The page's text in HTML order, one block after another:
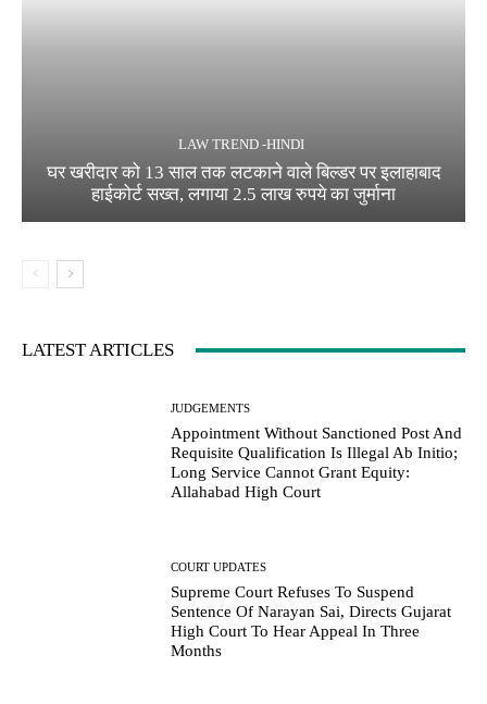
LAW TREND -HINDI
घर खरीदार को 13 साल तक लटकाने वाले बिल्डर पर इलाहाबाद
हाईकोर्ट सख्त, लगाया 2.5 लाख रुपये का जुर्माना
LATEST ARTICLES
JUDGEMENTS
Appointment Without Sanctioned Post And
Requisite Qualification Is Illegal Ab Initio;
Long Service Cannot Grant Equity:
Allahabad High Court
COURT UPDATES
Supreme Court Refuses To Suspend
Sentence Of Narayan Sai, Directs Gujarat
High Court To Hear Appeal In Three
Months